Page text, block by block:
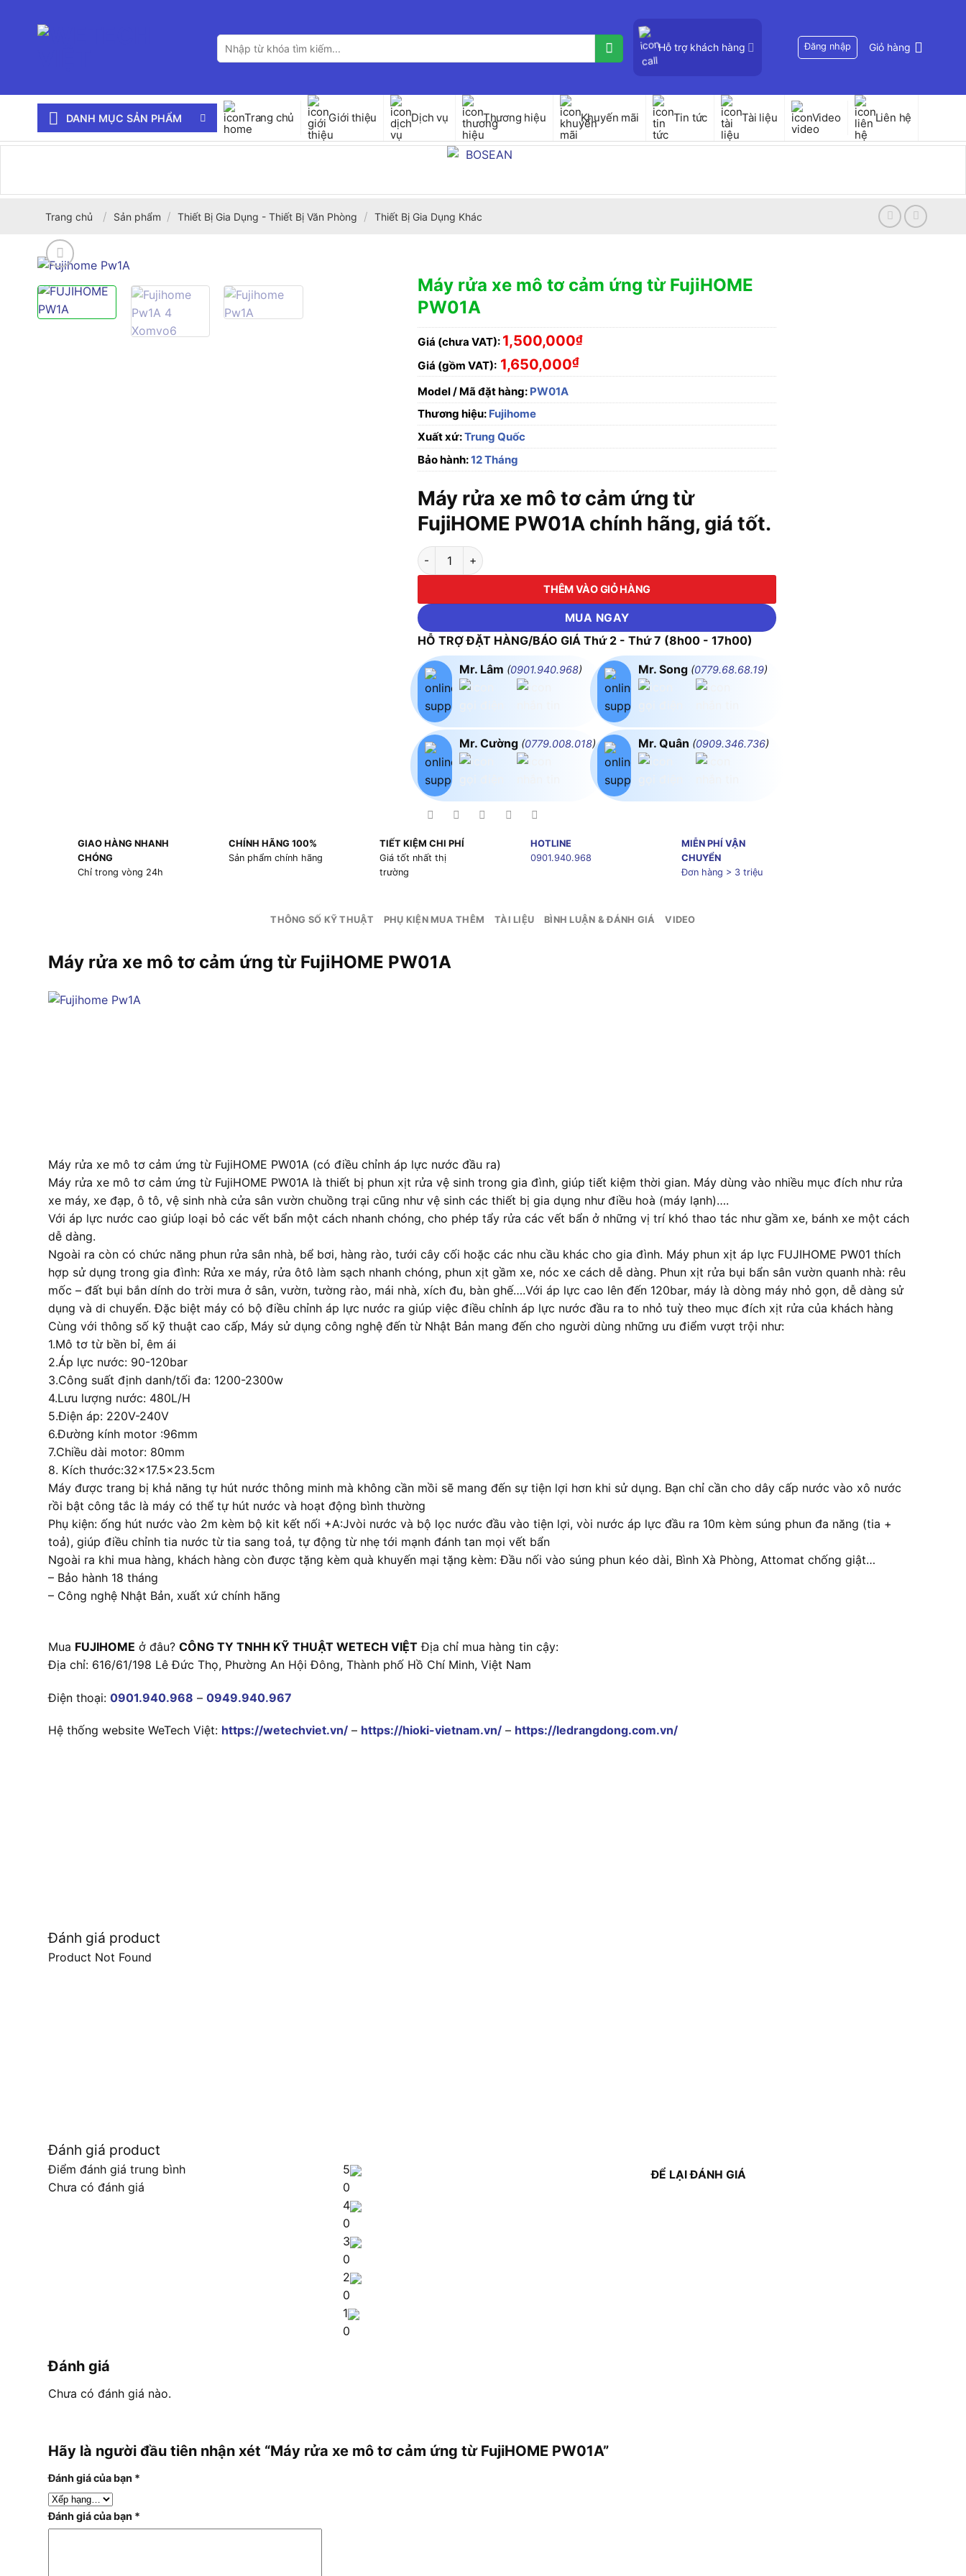
Tìm
kiếm:
Hỗ trợ khách hàng Đăng nhập Giỏ hàng
DANH MỤC SẢN PHẨM Trang chủ Giới thiệu Dịch vụ Thương hiệu Khuyến mãi Tin tức Tài liệu Video Liên hệ
Trang chủ / Sản phẩm / Thiết Bị Gia Dụng - Thiết Bị Văn Phòng / Thiết Bị Gia Dụng Khác
Máy rửa xe mô tơ cảm ứng từ FujiHOME
PW01A
Giá (chưa VAT): 1,500,000₫
Giá (gồm VAT): 1,650,000₫
Model / Mã đặt hàng: PW01A
Thương hiệu: Fujihome
Xuất xứ:Trung Quốc
Bảo hành:12 Tháng
Máy rửa xe mô tơ cảm ứng từ
FujiHOME PW01A chính hãng, giá tốt.
Máy rửa xe mô tơ cảm ứng từ FujiHOME PW01A số lượng
THÊM VÀO GIỎ HÀNG
MUA NGAY
HỖ TRỢ ĐẶT HÀNG/BÁO GIÁ Thứ 2 - Thứ 7 (8h00 - 17h00)
Mr. Lâm (0901.940.968)
Mr. Cường (0779.008.018)
Mr. Song (0779.68.68.19)
Mr. Quân (0909.346.736)
GIAO HÀNG NHANH
CHÓNG
Chỉ trong vòng 24h
CHÍNH HÃNG 100%
Sản phẩm chính hãng
TIẾT KIỆM CHI PHÍ
Giá tốt nhất thị
trường
HOTLINE
0901.940.968
MIỄN PHÍ VẬN
CHUYỂN
Đơn hàng > 3 triệu
THÔNG SỐ KỸ THUẬT PHỤ KIỆN MUA THÊM TÀI LIỆU BÌNH LUẬN & ĐÁNH GIÁ VIDEO
Máy rửa xe mô tơ cảm ứng từ FujiHOME PW01A
Máy rửa xe mô tơ cảm ứng từ FujiHOME PW01A (có điều chỉnh áp lực nước đầu ra)
Máy rửa xe mô tơ cảm ứng từ FujiHOME PW01A là thiết bị phun xịt rửa vệ sinh trong gia đình, giúp tiết kiệm thời gian. Máy dùng vào nhiều mục đích như rửa
xe máy, xe đạp, ô tô, vệ sinh nhà cửa sân vườn chuồng trại cũng như vệ sinh các thiết bị gia dụng như điều hoà (máy lạnh)….
Với áp lực nước cao giúp loại bỏ các vết bẩn một cách nhanh chóng, cho phép tẩy rửa các vết bẩn ở những vị trí khó thao tác như gầm xe, bánh xe một cách
dễ dàng.
Ngoài ra còn có chức năng phun rửa sân nhà, bể bơi, hàng rào, tưới cây cối hoặc các nhu cầu khác cho gia đình. Máy phun xịt áp lực FUJIHOME PW01 thích
hợp sử dụng trong gia đình: Rửa xe máy, rửa ôtô làm sạch nhanh chóng, phun xịt gầm xe, nóc xe cách dễ dàng. Phun xịt rửa bụi bẩn sân vườn quanh nhà: rêu
mốc – đất bụi bắn dính do trời mưa ở sân, vườn, tường rào, mái nhà, xích đu, bàn ghế….Với áp lực cao lên đến 120bar, máy là dòng máy nhỏ gọn, dễ dàng sử
dụng và di chuyển. Đặc biệt máy có bộ điều chỉnh áp lực nước ra giúp việc điều chỉnh áp lực nước đầu ra to nhỏ tuỳ theo mục đích xịt rửa của khách hàng
Cùng với thông số kỹ thuật cao cấp, Máy sử dụng công nghệ đến từ Nhật Bản mang đến cho người dùng những ưu điểm vượt trội như:
1.Mô tơ từ bền bỉ, êm ái
2.Áp lực nước: 90-120bar
3.Công suất định danh/tối đa: 1200-2300w
4.Lưu lượng nước: 480L/H
5.Điện áp: 220V-240V
6.Đường kính motor :96mm
7.Chiều dài motor: 80mm
8. Kích thước:32×17.5×23.5cm
Máy được trang bị khả năng tự hút nước thông minh mà không cần mồi sẽ mang đến sự tiện lợi hơn khi sử dụng. Bạn chỉ cần cho dây cấp nước vào xô nước
rồi bật công tắc là máy có thể tự hút nước và hoạt động bình thường
Phụ kiện: ống hút nước vào 2m kèm bộ kit kết nối +A:Jvòi nước và bộ lọc nước đầu vào tiện lợi, vòi nước áp lực đầu ra 10m kèm súng phun đa năng (tia +
toả), giúp điều chỉnh tia nước từ tia sang toả, tự động từ nhẹ tới mạnh đánh tan mọi vết bẩn
Ngoài ra khi mua hàng, khách hàng còn được tặng kèm quà khuyến mại tặng kèm: Đầu nối vào súng phun kéo dài, Bình Xà Phòng, Attomat chống giật…
– Bảo hành 18 tháng
– Công nghệ Nhật Bản, xuất xứ chính hãng
Mua FUJIHOME ở đâu? CÔNG TY TNHH KỸ THUẬT WETECH VIỆT Địa chỉ mua hàng tin cậy:
Địa chỉ: 616/61/198 Lê Đức Thọ, Phường An Hội Đông, Thành phố Hồ Chí Minh, Việt Nam
Điện thoại: 0901.940.968 – 0949.940.967
Hệ thống website WeTech Việt: https://wetechviet.vn/ – https://hioki-vietnam.vn/ – https://ledrangdong.com.vn/
Đánh giá product
Product Not Found
Đánh giá product
Điểm đánh giá trung bình
Chưa có đánh giá
5
0
4
0
3
0
2
0
1
0
ĐỂ LẠI ĐÁNH GIÁ
Đánh giá
Chưa có đánh giá nào.
Hãy là người đầu tiên nhận xét “Máy rửa xe mô tơ cảm ứng từ FujiHOME PW01A”
Đánh giá của bạn *
Đánh giá của bạn *